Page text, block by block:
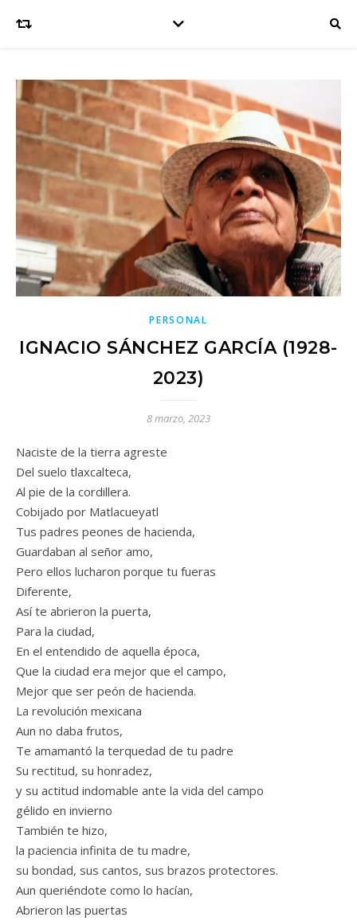
PERSONAL
IGNACIO SÁNCHEZ GARCÍA (1928-
2023)
8 marzo, 2023
Naciste de la tierra agreste
Del suelo tlaxcalteca,
Al pie de la cordillera.
Cobijado por Matlacueyatl
Tus padres peones de hacienda,
Guardaban al señor amo,
Pero ellos lucharon porque tu fueras
Diferente,
Así te abrieron la puerta,
Para la ciudad,
En el entendido de aquella época,
Que la ciudad era mejor que el campo,
Mejor que ser peón de hacienda.
La revolución mexicana
Aun no daba frutos,
Te amamantó la terquedad de tu padre
Su rectitud, su honradez,
y su actitud indomable ante la vida del campo
gélido en invierno
También te hizo,
la paciencia infinita de tu madre,
su bondad, sus cantos, sus brazos protectores.
Aun queriéndote como lo hacían,
Abrieron las puertas